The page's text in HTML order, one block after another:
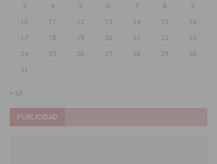
3
4 5 6 7 8
9
10
11 12 13 14 15
16
17
18 19 20 21 22
23
24
25 26 27 28 29
30
31
« Jul
PUBLICIDAD